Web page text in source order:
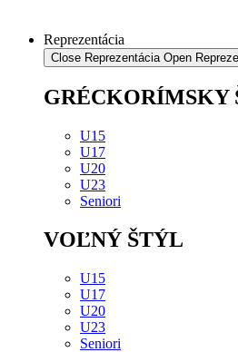
Reprezentácia
Close Reprezentácia Open
GRÉCKORÍMSKY
U15
U17
U20
U23
Seniori
VOĽNÝ ŠTÝL
U15
U17
U20
U23
Seniori